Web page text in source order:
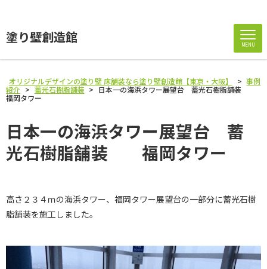
塗り壁創造館 MENU
オリジナルデザインの塗り壁 床舗装なら塗り壁創造館【東京・大阪】 > 事例
紹介 > 蓄光石樹脂舗装 > 日本一の海浜タワー展望台 蓄光石樹脂舗装
福岡タワー
日本一の海浜タワー展望台 蓄
光石樹脂舗装 福岡タワー
高さ２３４ｍの海浜タワー、福岡タワー展望台の一部分に蓄光石樹
脂舗装を施工しました。